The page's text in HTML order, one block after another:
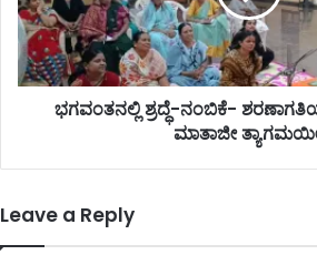
ಭಗವಂತನಲ್ಲಿ ಶ್ರದ್ಧೆ-ನಂಬಿಕೆ-
ಮಾತಾಜೀ
Leave a Reply